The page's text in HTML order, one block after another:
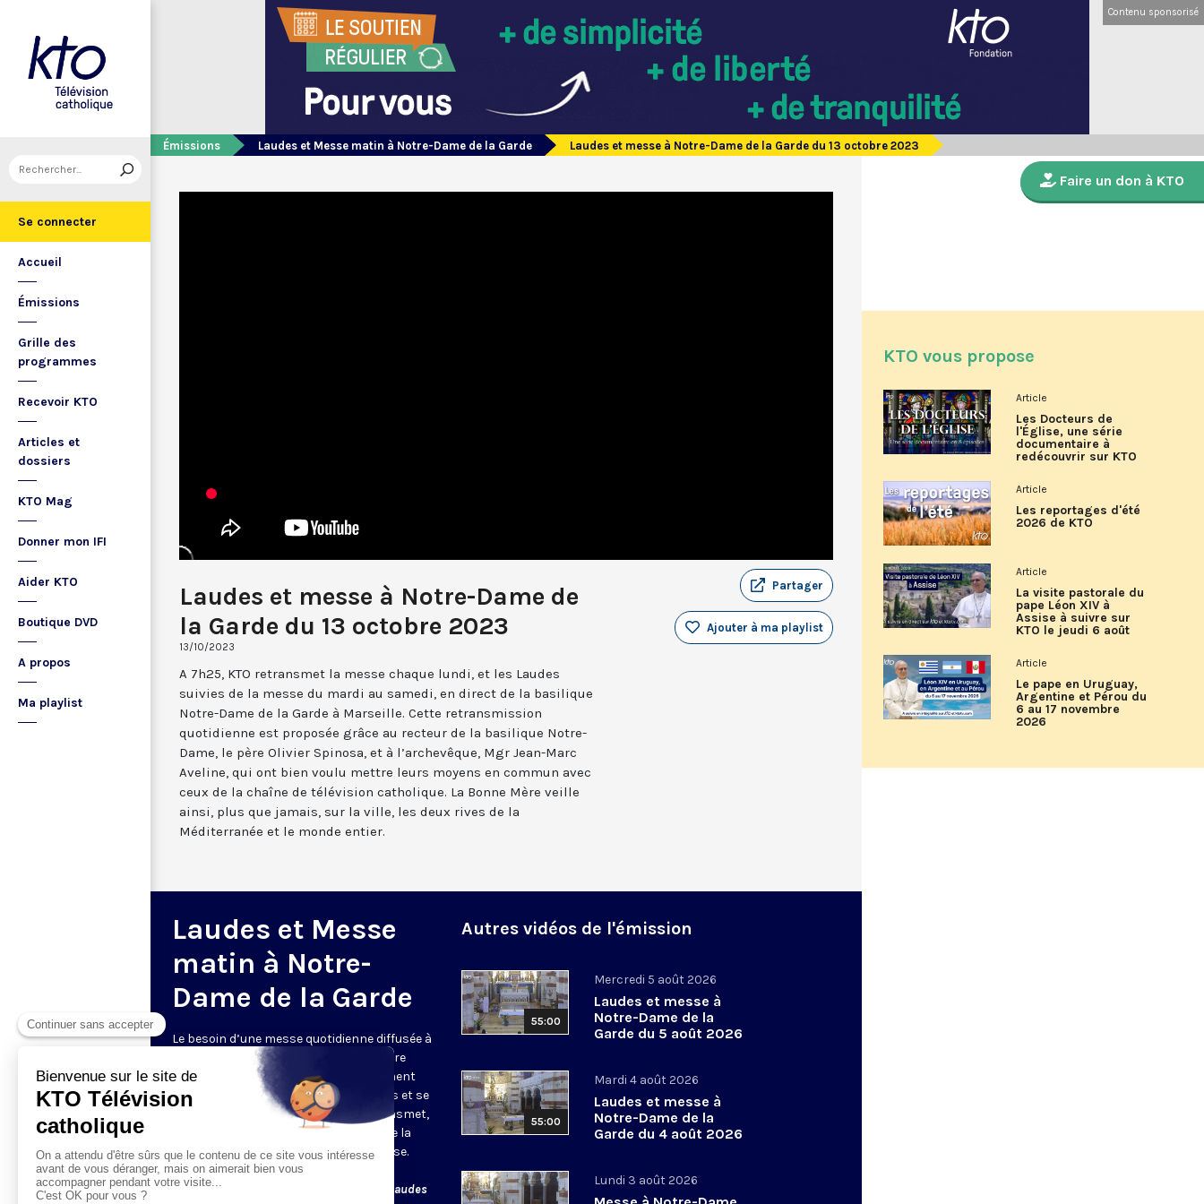
Se connecter
Accueil
Émissions
Grille des
programmes
Recevoir KTO
Articles et
dossiers
KTO Mag
Donner mon IFI
Aider KTO
Boutique DVD
A propos
Ma playlist
Contenu sponsorisé
Émissions Laudes et Messe matin à Notre-Dame de la Garde Laudes et messe à Notre-Dame de la Garde du 13 octobre 2023
Laudes et messe à Notre-Dame de
la Garde du 13 octobre 2023
13/10/2023
Partager
Ajouter à ma playlist
A 7h25, KTO retransmet la messe chaque lundi, et les Laudes
suivies de la messe du mardi au samedi, en direct de la basilique
Notre-Dame de la Garde à Marseille. Cette retransmission
quotidienne est proposée grâce au recteur de la basilique Notre-
Dame, le père Olivier Spinosa, et à l’archevêque, Mgr Jean-Marc
Aveline, qui ont bien voulu mettre leurs moyens en commun avec
ceux de la chaîne de télévision catholique. La Bonne Mère veille
ainsi, plus que jamais, sur la ville, les deux rives de la
Méditerranée et le monde entier.
Laudes et Messe
matin à Notre-
Dame de la Garde
Le besoin d’une messe quotidienne diffusée à
la télévision a été exprimé d’une manière
encore plus forte pendant le confinement
dans de nombreux pays francophones et se
maintient depuis la reprise. KTO retransmet,
en direct de la basilique Notre-Dame de la
Garde, à Marseille, les laudes et la messe.
Le lundi à 7h25, la messe
Du mardi au samedi à 7h25, messe avec laudes
Autres vidéos de l'émission
55:00
Mercredi 5 août 2026
Laudes et messe à
Notre-Dame de la
Garde du 5 août 2026
55:00
Mardi 4 août 2026
Laudes et messe à
Notre-Dame de la
Garde du 4 août 2026
Lundi 3 août 2026
Faire un don à KTO
KTO vous propose
Article
Les Docteurs de
l'Église, une série
documentaire à
redécouvrir sur KTO
Article
Les reportages d'été
2026 de KTO
Article
La visite pastorale du
pape Léon XIV à
Assise à suivre sur
KTO le jeudi 6 août
Article
Le pape en Uruguay,
Argentine et Pérou du
6 au 17 novembre
2026